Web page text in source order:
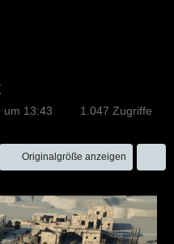
um 13:43
1.047 Zugriffe
Originalgröße anzeigen